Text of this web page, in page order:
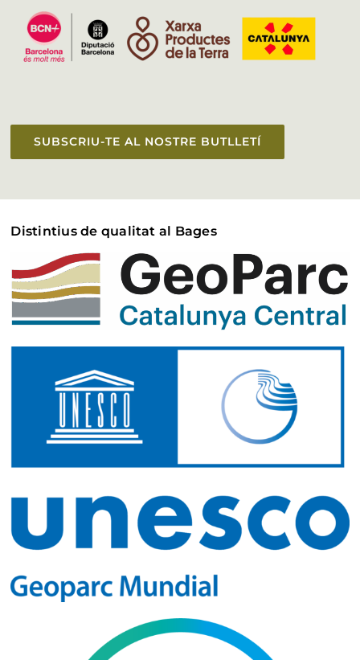
SUBSCRIU-TE AL NOSTRE BUTLLETÍ
Distintius de qualitat al Bages